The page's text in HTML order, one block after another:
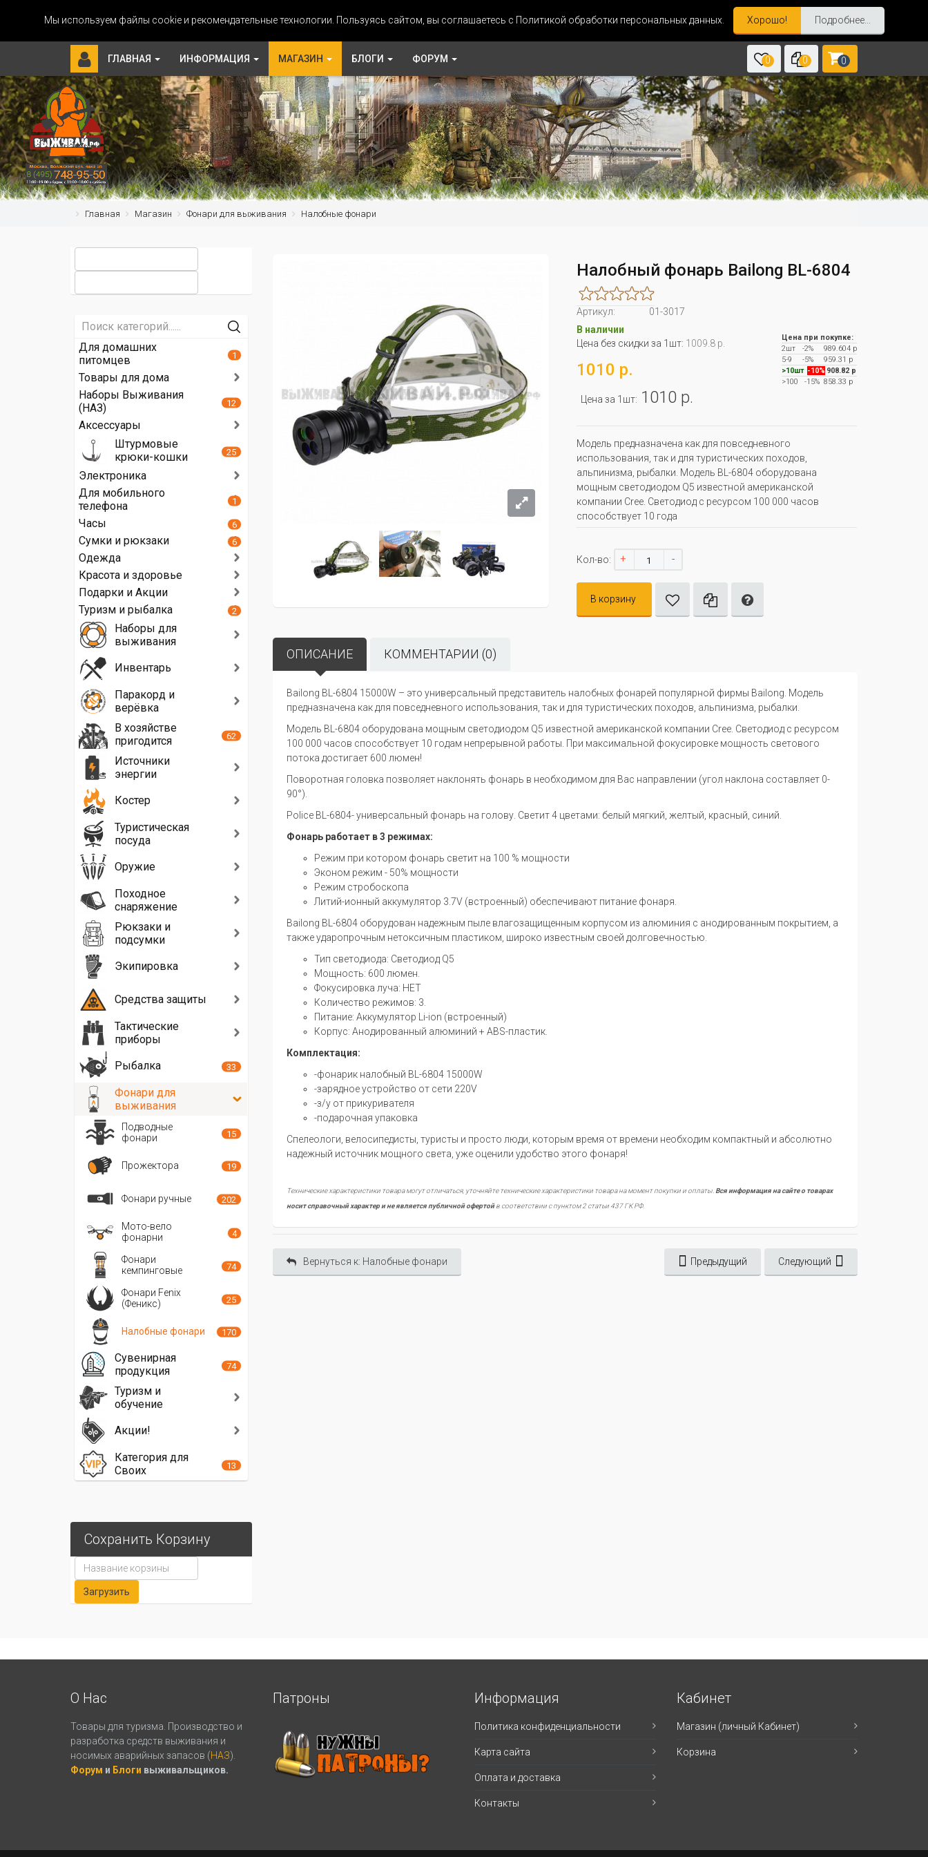
Мы используем файлы cookie и рекомендательные технологии. Пользуясь сайтом, вы соглашаетесь с Политикой обработки персональных данных. Хорошо! Подробнее...
ГЛАВНАЯ ИНФОРМАЦИЯ МАГАЗИН БЛОГИ ФОРУМ 0 0 0
Главная Магазин Фонари для выживания Налобные фонари
Налобный фонарь Bailong BL-6804
Артикул:
01-3017
В наличии
Цена без скидки за 1шт: 1009.8 р.
1010 р.
Цена за 1шт: 1010 р.
Цена при покупке:
2шт
-2%
989.604 р
5-9
-5%
959.31 р
>10шт -10% 908.82 р
>100
-15%858.33 р
Модель предназначена как для повседневного
использования, так и для туристических походов,
альпинизма, рыбалки. Модель BL-6804 оборудована
мощным светодиодом Q5 известной американской
компании Cree. Светодиод с ресурсом 100 000 часов
способствует 10 года
Кол-во: + -
В корзину
ОПИСАНИЕ КОММЕНТАРИИ (0)
Bailong BL-6804 15000W – это универсальный представитель налобных фонарей популярной фирмы Bailong. Модель
предназначена как для повседневного использования, так и для туристических походов, альпинизма, рыбалки.
Модель BL-6804 оборудована мощным светодиодом Q5 известной американской компании Cree. Светодиод с ресурсом
100 000 часов способствует 10 годам непрерывной работы. При максимальной фокусировке мощность светового
потока достигает 600 люмен!
Поворотная головка позволяет наклонять фонарь в необходимом для Вас направлении (угол наклона составляет 0-
90°).
Police BL-6804- универсальный фонарь на голову. Светит 4 цветами: белый мягкий, желтый, красный, синий.
Фонарь работает в 3 режимах:
Режим при котором фонарь светит на 100 % мощности
Эконом режим - 50% мощности
Режим стробоскопа
Литий-ионный аккумулятор 3.7V (встроенный) обеспечивают питание фонаря.
Bailong BL-6804 оборудован надежным пыле влагозащищенным корпусом из алюминия с анодированным покрытием, а
также ударопрочным нетоксичным пластиком, широко известным своей долговечностью.
Тип светодиода: Светодиод Q5
Мощность: 600 люмен.
Фокусировка луча: НЕТ
Количество режимов: 3.
Питание: Аккумулятор Li-ion (встроенный)
Корпус: Анодированный алюминий + ABS-пластик.
Комплектация:
-фонарик налобный BL-6804 15000W
-зарядное устройство от сети 220V
-з/у от прикуривателя
-подарочная упаковка
Спелеологи, велосипедисты, туристы и просто люди, которым время от времени необходим компактный и абсолютно
надежный источник мощного света, уже оценили удобство этого фонаря!
Технические характеристики товара могут отличаться, уточняйте технические характеристики товара на момент покупки и оплаты.Вся информация на сайте о товарах
носит справочный характер и не является публичной офертойв соответствии с пунктом 2 статьи 437 ГК РФ.
Вернуться к: Налобные фонари Предыдущий Следующий
Для домашних
питомцев
1
Товары для дома
Наборы Выживания
(НАЗ)
12
Аксессуары
Штурмовые
крюки-кошки
25
Электроника
Для мобильного
телефона
1
Часы 6
Сумки и рюкзаки 6
Одежда
Красота и здоровье
Подарки и Акции
Туризм и рыбалка
2
Наборы для
выживания
Инвентарь
Паракорд и
верёвка
В хозяйстве
пригодится
62
Источники
энергии
Костер
Туристическая
посуда
Оружие
Походное
снаряжение
Рюкзаки и
подсумки
Экипировка
Средства защиты
Тактические
приборы
Рыбалка
33
Фонари для
выживания
Подводные
фонари
15
Прожектора 19
Фонари ручные 202
Мото-вело
фонарни
4
Фонари
кемпинговые
74
Фонари Fenix
(Феникс)
25
Налобные фонари 170
Сувенирная
продукция
74
Туризм и
обучение
Акции!
Категория для
Своих
13
Сохранить Корзину
О Нас
Товары для туризма. Производство и
разработка средств выживания и
носимых аварийных запасов (НАЗ).
Форум и Блоги выживальщиков.
Патроны Информация
Политика конфиденциальности
Карта сайта
Оплата и доставка
Контакты
Кабинет
Магазин (личный Кабинет)
Корзина